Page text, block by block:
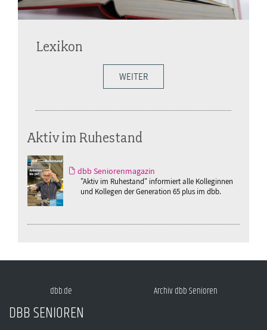
Lexikon
WEITER
Aktiv im Ruhestand
dbb Seniorenmagazin
"Aktiv im Ruhestand" informiert alle Kolleginnen
und Kollegen der Generation 65 plus im dbb.
dbb.de Archiv dbb Senioren
DBB SENIOREN